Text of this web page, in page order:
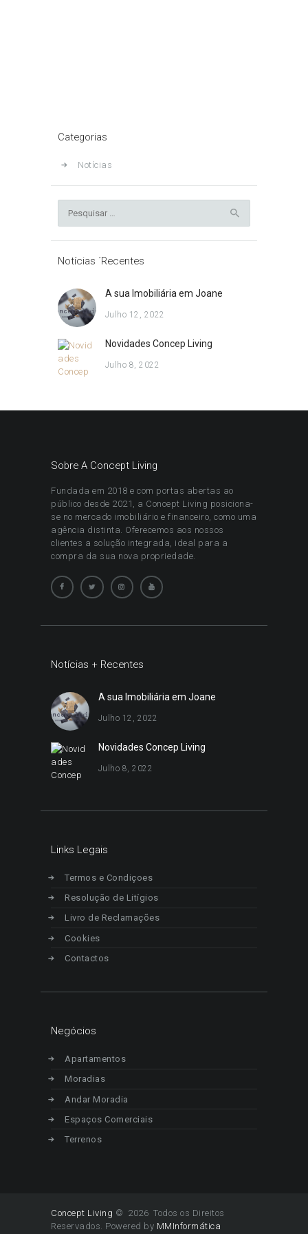
Categorias
Notícias
por:
Notícias ´Recentes
A sua Imobiliária em Joane
Julho 12, 2022
Novidades Concep Living
Julho 8, 2022
Sobre A Concept Living
Fundada em 2018 e com portas abertas ao
público desde 2021, a Concept Living posiciona-
se no mercado imobiliário e financeiro, como uma
agência distinta. Oferecemos aos nossos
clientes a solução integrada, ideal para a
compra da sua nova propriedade.
Notícias + Recentes
A sua Imobiliária em Joane
Julho 12, 2022
Novidades Concep Living
Julho 8, 2022
Links Legais
Termos e Condiçoes
Resolução de Litígios
Livro de Reclamações
Cookies
Contactos
Negócios
Apartamentos
Moradias
Andar Moradia
Espaços Comerciais
Terrenos
Concept Living © 2026 Todos os Direitos
Reservados. Powered by MMInformática